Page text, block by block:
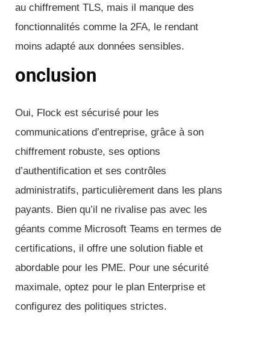
au chiffrement TLS, mais il manque des
fonctionnalités comme la 2FA, le rendant
moins adapté aux données sensibles.
onclusion
Oui, Flock est sécurisé pour les
communications d’entreprise, grâce à son
chiffrement robuste, ses options
d’authentification et ses contrôles
administratifs, particulièrement dans les plans
payants. Bien qu’il ne rivalise pas avec les
géants comme Microsoft Teams en termes de
certifications, il offre une solution fiable et
abordable pour les PME. Pour une sécurité
maximale, optez pour le plan Enterprise et
configurez des politiques strictes.